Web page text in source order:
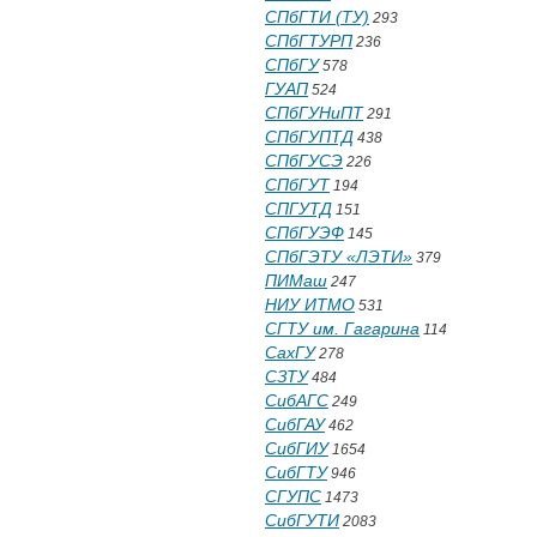
СПбГТИ (ТУ) 293
СПбГТУРП 236
СПбГУ578
ГУАП 524
СПбГУНиПТ 291
СПбГУПТД 438
СПбГУСЭ 226
СПбГУТ 194
СПГУТД 151
СПбГУЭФ 145
СПбГЭТУ «ЛЭТИ» 379
ПИМаш 247
НИУ ИТМО 531
СГТУ им. Гагарина 114
СахГУ278
СЗТУ484
СибАГС 249
СибГАУ462
СибГИУ1654
СибГТУ946
СГУПС 1473
СибГУТИ 2083